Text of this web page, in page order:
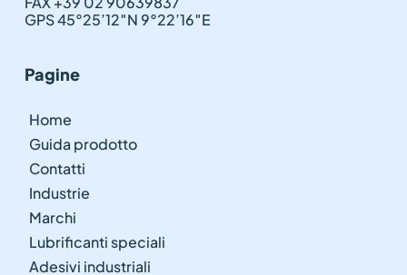
GPS 45°25’12″N 9°22’16″E
Pagine
Home
Guida prodotto
Contatti
Industrie
Marchi
Lubrificanti speciali
Adesivi industriali